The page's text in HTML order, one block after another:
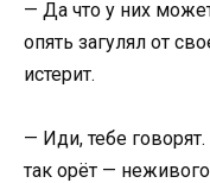
— Да что у них
опять загулял от
истерит.
— Иди, тебе
так орёт —